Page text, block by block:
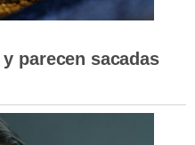
parecen sacadas